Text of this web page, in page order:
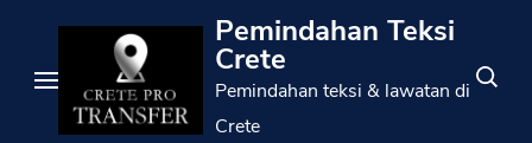
kandungan
Pemindahan Teksi
Crete
Pemindahan teksi & lawatan di
Crete